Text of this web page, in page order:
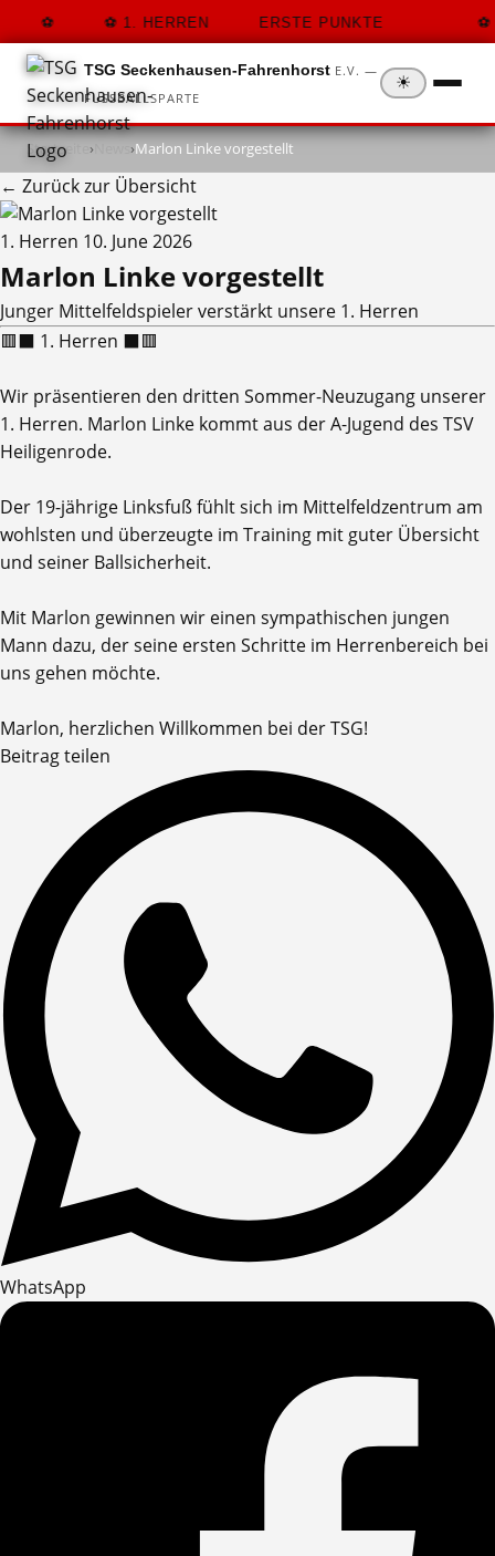
1. HERREN ERSTE PUNKTE
TSG Seckenhausen-Fahrenhorst E.V. —
FUSSBALLSPARTE
☀
Startseite › ›Marlon Linke vorgestellt
← Zurück zur Übersicht
1. Herren 10. June 2026
Marlon Linke vorgestellt
Junger Mittelfeldspieler verstärkt unsere 1. Herren
🟥⬛ 1. Herren ⬛🟥
Wir präsentieren den dritten Sommer-Neuzugang unserer
1. Herren. Marlon Linke kommt aus der A-Jugend des TSV
Heiligenrode.
Der 19-jährige Linksfuß fühlt sich im Mittelfeldzentrum am
wohlsten und überzeugte im Training mit guter Übersicht
und seiner Ballsicherheit.
Mit Marlon gewinnen wir einen sympathischen jungen
Mann dazu, der seine ersten Schritte im Herrenbereich bei
uns gehen möchte.
Marlon, herzlichen Willkommen bei der TSG!
Beitrag teilen
WhatsApp